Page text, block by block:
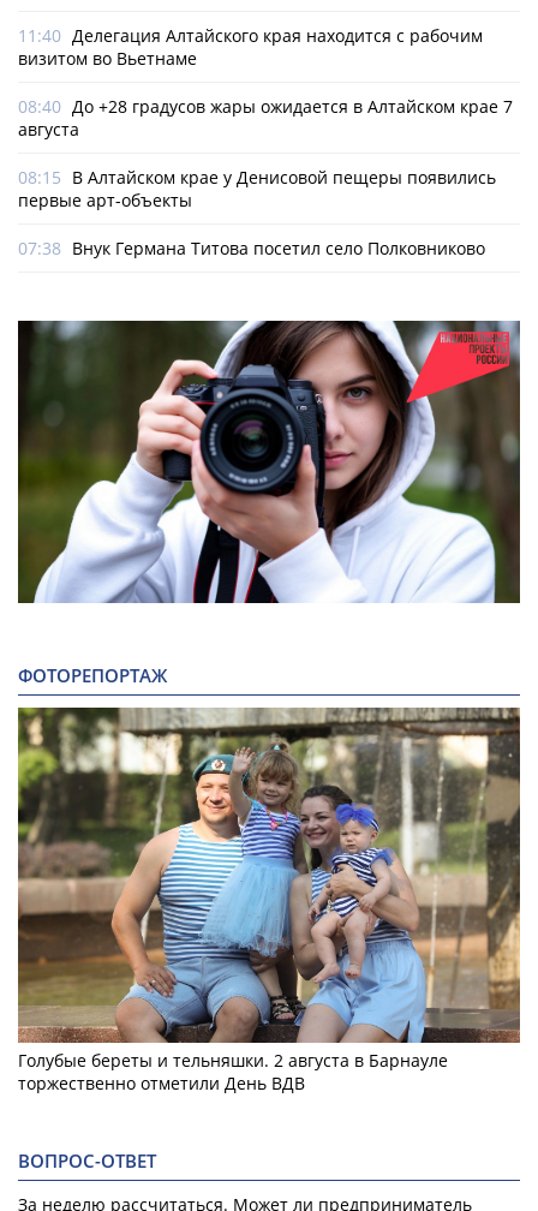
11:40 Делегация Алтайского края находится с рабочим
визитом во Вьетнаме
08:40 До +28 градусов жары ожидается в Алтайском крае 7
августа
08:15 В Алтайском крае у Денисовой пещеры появились
первые арт-объекты
07:38 Внук Германа Титова посетил село Полковниково
ФОТОРЕПОРТАЖ
Голубые береты и тельняшки. 2 августа в Барнауле
торжественно отметили День ВДВ
ВОПРОС-ОТВЕТ
За неделю рассчитаться. Может ли предприниматель